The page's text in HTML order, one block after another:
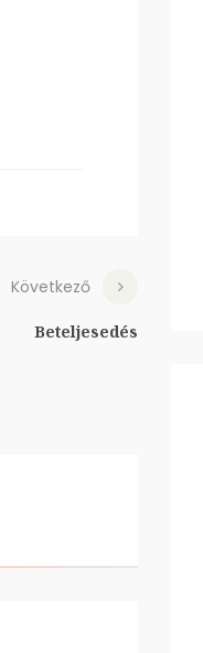
Következő
Beteljesedés